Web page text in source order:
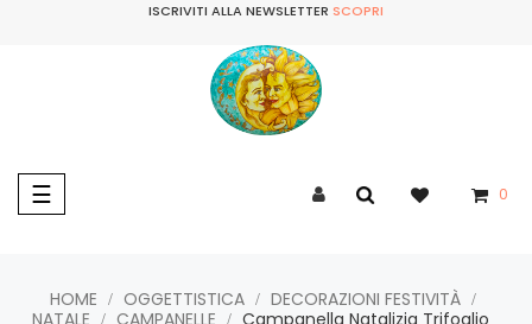
ISCRIVITI ALLA NEWSLETTER SCOPRI
navigazione
Toggle
☰ 0
HOME OGGETTISTICA
DECORAZIONI FESTIVITÀ
NATALE
CAMPANELLE Campanella Natalizia Trifoglio